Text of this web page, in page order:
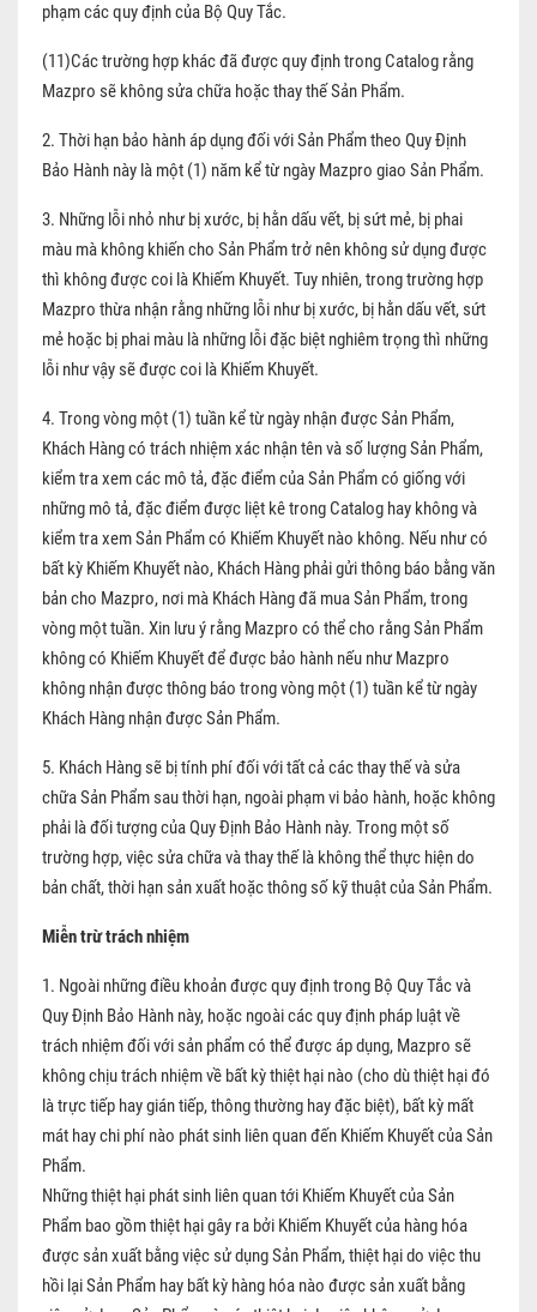
phạm các quy định của Bộ Quy Tắc.
(11)Các trường hợp khác đã được quy định trong Catalog rằng
Mazpro sẽ không sửa chữa hoặc thay thế Sản Phẩm.
2. Thời hạn bảo hành áp dụng đối với Sản Phẩm theo Quy Định
Bảo Hành này là một (1) năm kể từ ngày Mazpro giao Sản Phẩm.
3. Những lỗi nhỏ như bị xước, bị hằn dấu vết, bị sứt mẻ, bị phai
màu mà không khiến cho Sản Phẩm trở nên không sử dụng được
thì không được coi là Khiếm Khuyết. Tuy nhiên, trong trường hợp
Mazpro thừa nhận rằng những lỗi như bị xước, bị hằn dấu vết, sứt
mẻ hoặc bị phai màu là những lỗi đặc biệt nghiêm trọng thì những
lỗi như vậy sẽ được coi là Khiếm Khuyết.
4. Trong vòng một (1) tuần kể từ ngày nhận được Sản Phẩm,
Khách Hàng có trách nhiệm xác nhận tên và số lượng Sản Phẩm,
kiểm tra xem các mô tả, đặc điểm của Sản Phẩm có giống với
những mô tả, đặc điểm được liệt kê trong Catalog hay không và
kiểm tra xem Sản Phẩm có Khiếm Khuyết nào không. Nếu như có
bất kỳ Khiếm Khuyết nào, Khách Hàng phải gửi thông báo bằng văn
bản cho Mazpro, nơi mà Khách Hàng đã mua Sản Phẩm, trong
vòng một tuần. Xin lưu ý rằng Mazpro có thể cho rằng Sản Phẩm
không có Khiếm Khuyết để được bảo hành nếu như Mazpro
không nhận được thông báo trong vòng một (1) tuần kể từ ngày
Khách Hàng nhận được Sản Phẩm.
5. Khách Hàng sẽ bị tính phí đối với tất cả các thay thế và sửa
chữa Sản Phẩm sau thời hạn, ngoài phạm vi bảo hành, hoặc không
phải là đối tượng của Quy Định Bảo Hành này. Trong một số
trường hợp, việc sửa chữa và thay thế là không thể thực hiện do
bản chất, thời hạn sản xuất hoặc thông số kỹ thuật của Sản Phẩm.
Miễn trừ trách nhiệm
1. Ngoài những điều khoản được quy định trong Bộ Quy Tắc và
Quy Định Bảo Hành này, hoặc ngoài các quy định pháp luật về
trách nhiệm đối với sản phẩm có thể được áp dụng, Mazpro sẽ
không chịu trách nhiệm về bất kỳ thiệt hại nào (cho dù thiệt hại đó
là trực tiếp hay gián tiếp, thông thường hay đặc biệt), bất kỳ mất
mát hay chi phí nào phát sinh liên quan đến Khiếm Khuyết của Sản
Phẩm.
Những thiệt hại phát sinh liên quan tới Khiếm Khuyết của Sản
Phẩm bao gồm thiệt hại gây ra bởi Khiếm Khuyết của hàng hóa
được sản xuất bằng việc sử dụng Sản Phẩm, thiệt hại do việc thu
hồi lại Sản Phẩm hay bất kỳ hàng hóa nào được sản xuất bằng